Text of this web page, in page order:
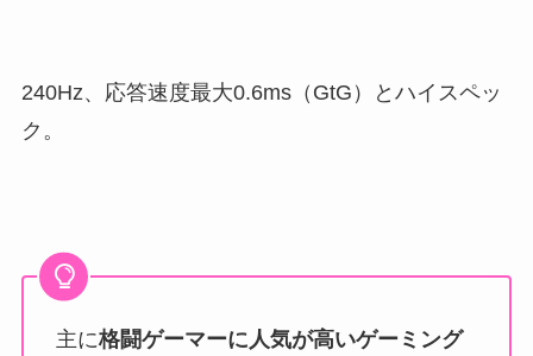
240Hz、応答速度最大0.6ms（GtG）とハイスペッ
ク。
主に格闘ゲーマーに人気が高いゲーミング